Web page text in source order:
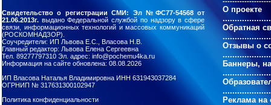
О проекте
Обратная
Отзывы о
Баннеры,
Реклама на
Свидетельство о регистрации СМИ: Эл №ФС77-54568 от
21.06.2013г. выдано Федеральной службой по надзору в сфере
связи, информационных технологий и массовых коммуникаций
(РОСКОМНАДЗОР).
Соучредители: ИП Львова Е.С., Власова Н.В.
Главный редактор: Львова Елена Сергеевна
Тел. 89277797310 Эл. адрес: info@pochemu4ka.ru
Информация на сайте обновлена: 08.08.2026
ИП Власова Наталья Владимировна ИНН 631943037284
ОГРНИП № 317631300102947
Политика конфиденциальности